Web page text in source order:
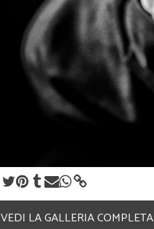
VEDI LA GALLERIA COMPLETA